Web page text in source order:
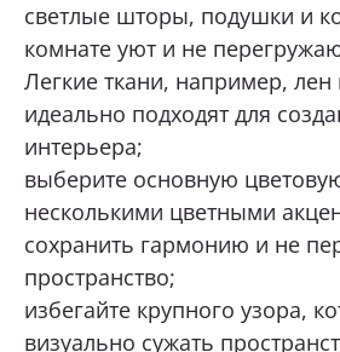
светлые шторы, подушки и
комнате уют и не
Легкие ткани, например, лен
идеально подходят для
интерьера;
выберите основную
несколькими цветными
сохранить гармонию и не
пространство;
избегайте крупного узора,
визуально сужать